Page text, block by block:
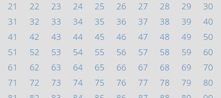
21
22 23 24 25 26 27 28 29
30
31
32 33 34 35 36 37 38 39
40
41
42 43 44 45 46 47 48 49
50
51
52 53 54 55 56 57 58 59
60
61
62 63 64 65 66 67 68 69
70
71
72 73 74 75 76 77 78 79
80